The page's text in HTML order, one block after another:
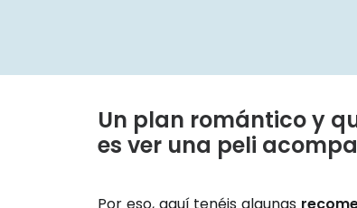
Un plan romántico y
es ver una peli